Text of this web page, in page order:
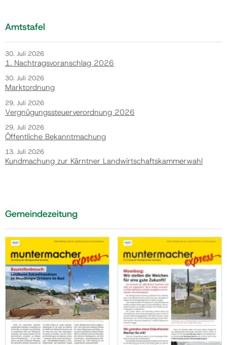
Amtstafel
30. Juli 2026
1. Nachtragsvoranschlag 2026
30. Juli 2026
Marktordnung
29. Juli 2026
Vergnügungssteuerverordnung 2026
29. Juli 2026
Öffentliche Bekanntmachung
13. Juli 2026
Kundmachung zur Kärntner Landwirtschaftskammerwahl
Gemeindezeitung